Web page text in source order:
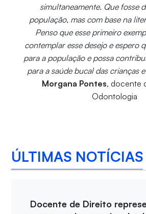
simultaneamente. Que fosse
população, mas com base na
Penso que esse primeiro
contemplar esse desejo e espero
para a população e possa
para a saúde bucal das crianças
Morgana Pontes, docente
Odontologia
ÚLTIMAS NOTÍCIAS
Docente de Direito